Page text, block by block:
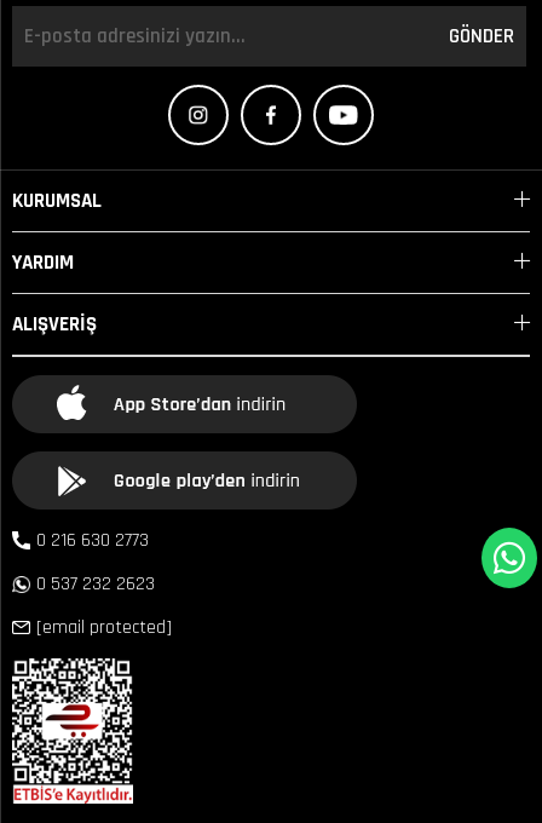
GÖNDER
KURUMSAL
YARDIM
ALIŞVERİŞ
0 216 630 2773
0 537 232 2623
[email protected]